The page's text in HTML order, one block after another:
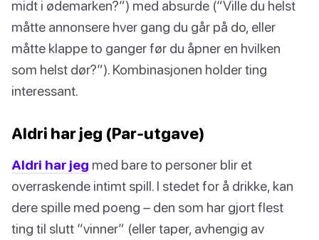
midt i ødemarken?”) med absurde (“Ville du helst
måtte annonsere hver gang du går på do, eller
måtte klappe to ganger før du åpner en hvilken
som helst dør?”). Kombinasjonen holder ting
interessant.
Aldri har jeg (Par-utgave)
Aldri har jeg med bare to personer blir et
overraskende intimt spill. I stedet for å drikke, kan
dere spille med poeng – den som har gjort flest
ting til slutt “vinner” (eller taper, avhengig av